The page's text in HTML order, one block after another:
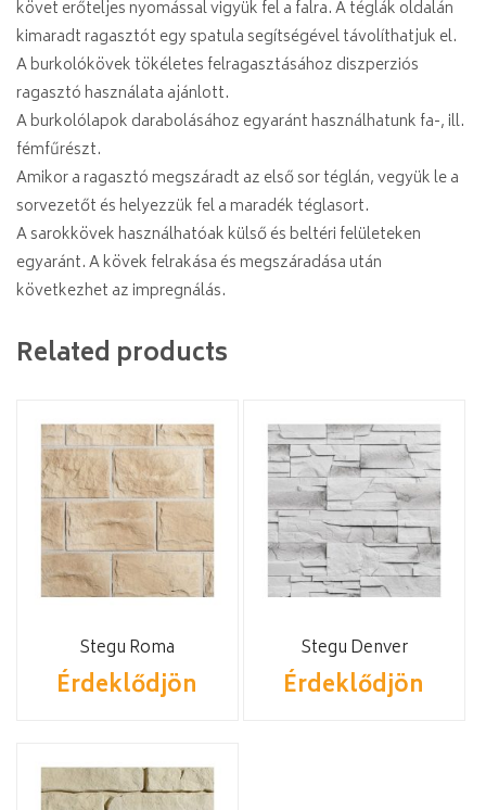
követ erőteljes nyomással vigyük fel a falra. A téglák oldalán
kimaradt ragasztót egy spatula segítségével távolíthatjuk el.
A burkolókövek tökéletes felragasztásához diszperziós
ragasztó használata ajánlott.
A burkolólapok darabolásához egyaránt használhatunk fa-, ill.
fémfűrészt.
Amikor a ragasztó megszáradt az első sor téglán, vegyük le a
sorvezetőt és helyezzük fel a maradék téglasort.
A sarokkövek használhatóak külső és beltéri felületeken
egyaránt. A kövek felrakása és megszáradása után
következhet az impregnálás.
Related products
Stegu Roma
Érdeklődjön
Stegu Denver
Érdeklődjön